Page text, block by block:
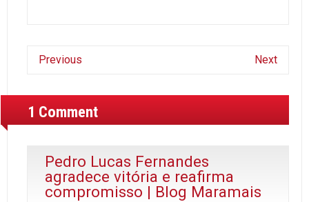
Previous Next
1 Comment
Pedro Lucas Fernandes
agradece vitória e reafirma
compromisso | Blog Maramais